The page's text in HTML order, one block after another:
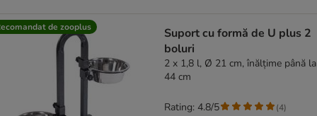
de zooplus
Suport cu formă de U plus 2
boluri
2 x 1,8 l, Ø 21 cm, înălțime până la
44 cm
Rating: 4.8/5 (4)